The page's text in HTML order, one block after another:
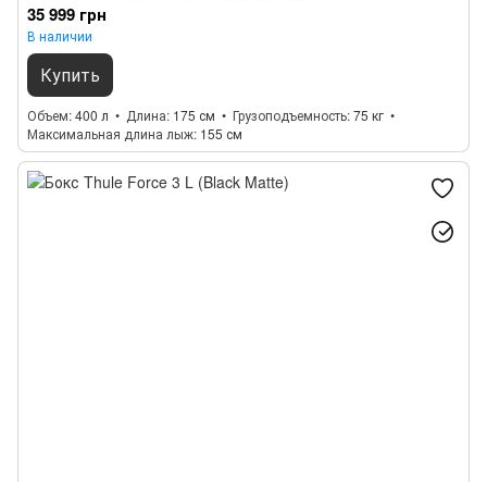
35 999 грн
В наличии
Купить
Объем 400 л Длина 175 см Грузоподъемность 75 кг
Максимальная длина лыж 155 см